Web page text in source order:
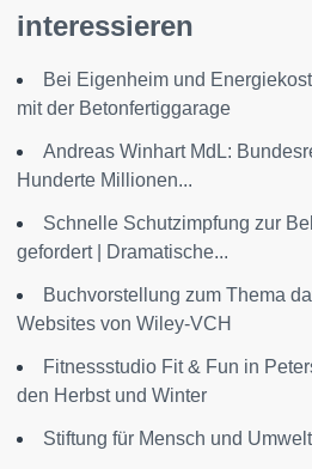
interessieren
Bei Eigenheim und
mit der Betonfertiggarage
Andreas Winhart MdL:
Hunderte Millionen...
Schnelle Schutzimpfung zur
gefordert | Dramatische...
Buchvorstellung zum Thema
Websites von Wiley-VCH
Fitnessstudio Fit & Fun in
den Herbst und Winter
Stiftung für Mensch und Umwelt